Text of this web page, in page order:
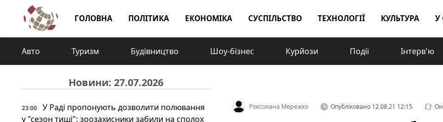
ГОЛОВНА ПОЛІТИКА ЕКОНОМІКА СУСПІЛЬСТВО ТЕХНОЛОГІЇ КУЛЬТУРА У
Авто Туризм Будівництво Шоу-бізнес Курйози Події Інтерв'ю
Новини: 27.07.2026
23:00
У Раді пропонують дозволити полювання
у "сезон тиші": зоозахисники забили на сполох
Роксолана Мережко Опубліковано12.08.21 12:15